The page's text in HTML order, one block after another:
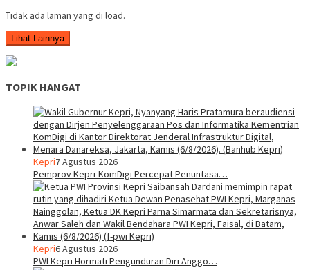
Tidak ada laman yang di load.
Lihat Lainnya
TOPIK HANGAT
Kepri7 Agustus 2026
Pemprov Kepri-KomDigi Percepat Penuntasa…
Kepri6 Agustus 2026
PWI Kepri Hormati Pengunduran Diri Anggo…